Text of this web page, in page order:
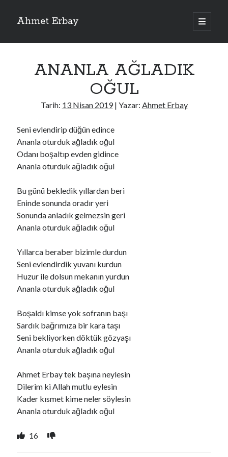
Ahmet Erbay
ana
menüyü
Yan
ELİF BENİ BIRAKMA
YALAN DEMEM HARAM YEMEM
Son Yorumlar
BAĞIŞLA ADINIiçin dario72
BAĞIŞLA ADINIiçinfoodie22
BAĞIŞLA ADINIiçin Zoe72
BAĞIŞLA ADINIiçindailyLinda1997
Ara
ANANLA AĞLADIK
OĞUL
Tarih: 13 Nisan 2019| Yazar: Ahmet Erbay
Seni evlendirip düğün edince
Ananla oturduk ağladık oğul
Odanı boşaltıp evden gidince
Ananla oturduk ağladık oğul
Bu günü bekledik yıllardan beri
Eninde sonunda oradır yeri
Sonunda anladık gelmezsin geri
Ananla oturduk ağladık oğul
Yıllarca beraber bizimle durdun
Seni evlendirdik yuvanı kurdun
Huzur ile dolsun mekanın yurdun
Ananla oturduk ağladık oğul
Boşaldı kimse yok sofranın başı
Sardık bağrımıza bir kara taşı
Seni bekliyorken döktük gözyaşı
Ananla oturduk ağladık oğul
Ahmet Erbay tek başına neylesin
Dilerim ki Allah mutlu eylesin
Kader kısmet kime neler söylesin
Ananla oturduk ağladık oğul
16